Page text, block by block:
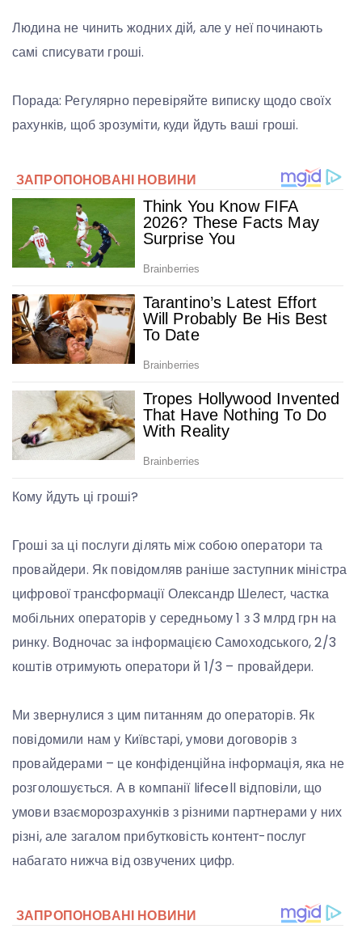
Людина не чинить жодних дій, але у неї починають
самі списувати гроші.
Порада: Регулярно перевіряйте виписку щодо своїх
рахунків, щоб зрозуміти, куди йдуть ваші гроші.
Кому йдуть ці гроші?
Гроші за ці послуги ділять між собою оператори та
провайдери. Як повідомляв раніше заступник міністра
цифрової трансформації Олександр Шелест, частка
мобільних операторів у середньому 1 з 3 млрд грн на
ринку. Водночас за інформацією Самоходського, 2/3
коштів отримують оператори й 1/3 – провайдери.
Ми звернулися з цим питанням до операторів. Як
повідомили нам у Київстарі, умови договорів з
провайдерами – це конфіденційна інформація, яка не
розголошується. А в компанії lifecell відповіли, що
умови взаєморозрахунків з різними партнерами у них
різні, але загалом прибутковість контент-послуг
набагато нижча від озвучених цифр.